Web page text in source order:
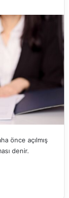
önce açılmış
denir.